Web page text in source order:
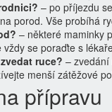
– po příjezdu
porod. Vše probíhá
– některé maminky
se poraďte s
ruce? – zvedání
menší zátěžové
přípravu